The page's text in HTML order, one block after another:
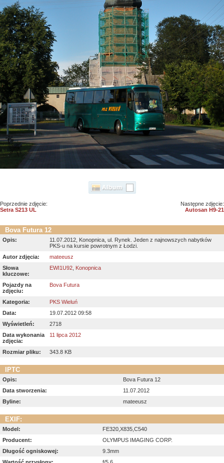
Poprzednie zdjęcie:
Setra S213 UL
Następne zdjęcie:
Autosan H9-21
Bova Futura 12
Opis:
11.07.2012, Konopnica, ul. Rynek. Jeden z najnowszych nabytków
PKS-u na kursie powrotnym z Łodzi.
Autor zdjęcia:
mateeusz
Słowa
kluczowe:
EWI1U92 Konopnica
Pojazdy na
zdjęciu:
Bova Futura
Kategoria:
PKS Wieluń
Data:
19.07.2012 09:58
Wyświetleń:
2718
Data wykonania
zdjęcia:
11 lipca 2012
Rozmiar pliku: 343.8 KB
IPTC
Opis:
Bova Futura 12
Data stworzenia:
11.07.2012
Byline:
mateeusz
EXIF:
Model:
FE320,X835,C540
Producent:
OLYMPUS IMAGING CORP.
Długość ogniskowej:
9.3mm